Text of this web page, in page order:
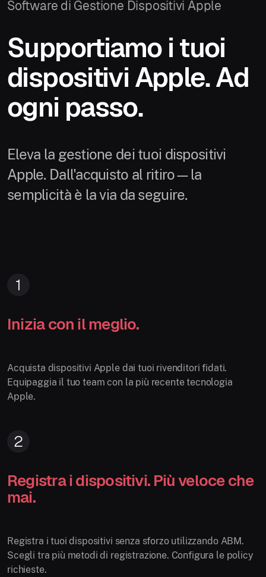
Software di Gestione Dispositivi Apple
Supportiamo i tuoi
dispositivi Apple. Ad
ogni passo.
Eleva la gestione dei tuoi dispositivi
Apple. Dall'acquisto al ritiro—la
semplicità è la via da seguire.
1
Inizia con il meglio.
Acquista dispositivi Apple dai tuoi rivenditori fidati.
Equipaggia il tuo team con la più recente tecnologia
Apple.
2
Registra i dispositivi. Più veloce che
mai.
Registra i tuoi dispositivi senza sforzo utilizzando ABM.
Scegli tra più metodi di registrazione. Configura le policy
richieste.